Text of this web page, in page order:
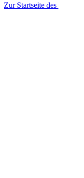
Zur Startseite des